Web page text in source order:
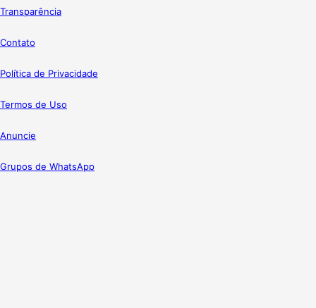
Transparência
Contato
Política de Privacidade
Termos de Uso
Anuncie
Grupos de WhatsApp